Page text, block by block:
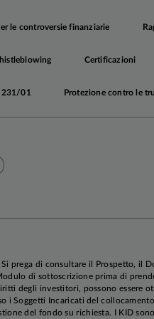
supporto dei cittadini
anche se la metà dei
del paese nel lungo
che è in difficoltà
con gli Stati
evitando il rischio di
le controversie finanziarie
Certificazioni
231/01 Protezione contro le
Si prega di consultare il Prospetto, il
di sottoscrizione prima di
degli investitori, possono essere
i Soggetti Incaricati del
del fondo su richiesta. I KID